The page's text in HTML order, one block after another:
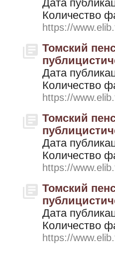
Дата
Количество
https://
Томский
Дата
Количество
https://
Томский
Дата
Количество
https://
Томский
Дата
Количество
https://